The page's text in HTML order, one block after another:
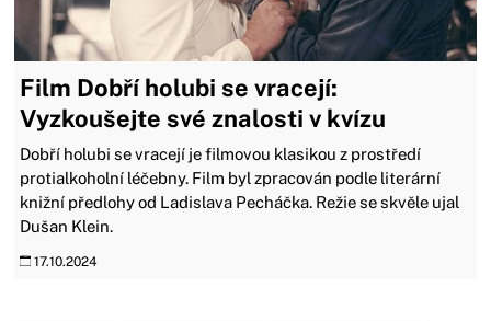
Film Dobří holubi se vracejí:
Vyzkoušejte své znalosti v kvízu
Dobří holubi se vracejí je filmovou klasikou z prostředí
protialkoholní léčebny. Film byl zpracován podle literární
knižní předlohy od Ladislava Pecháčka. Režie se skvěle ujal
Dušan Klein.
17.10.2024